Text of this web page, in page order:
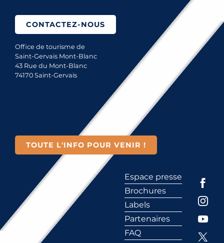
CONTACTEZ-NOUS
Office de tourisme de
Saint-Gervais Mont-Blanc
43 Rue du Mont-Blanc
74170 Saint-Gervais
TOUTE L'INFO POUR VENIR !
Espace presse
Brochures
Labels
Partenaires
FAQ